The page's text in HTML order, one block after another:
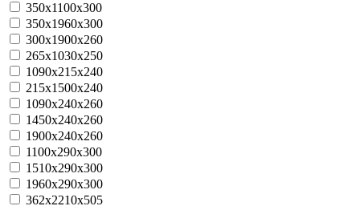
350х1100х300
350х1960х300
300х1900х260
265x1030x250
1090х215х240
215х1500х240
1090х240х260
1450х240х260
1900х240х260
1100х290х300
1510х290х300
1960х290х300
362x2210x505